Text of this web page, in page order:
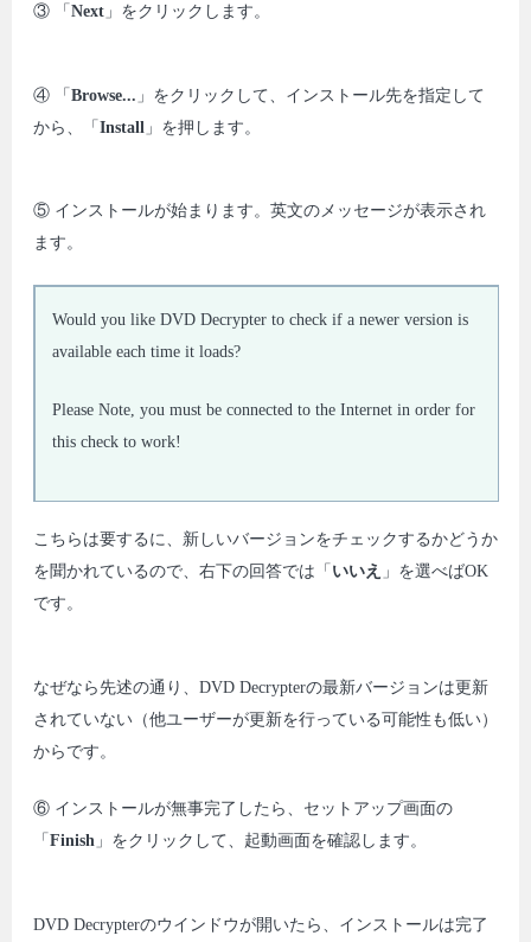
③ 「 Next」をクリックします。
④ 「Browse... 」をクリックして、インストール先を指定して
から、「Install 」を押します。
⑤ インストールが始まります。英文のメッセージが表示され
ます。
Would you like DVD Decrypter to check if a newer version is
available each time it loads?
Please Note, you must be connected to the Internet in order for
this check to work!
こちらは要するに、新しいバージョンをチェックするかどうか
を聞かれているので、右下の回答では「 いいえ 」を選べばOK
です。
なぜなら先述の通り、DVD Decrypterの最新バージョンは更新
されていない（他ユーザーが更新を行っている可能性も低い）
からです。
⑥ インストールが無事完了したら、セットアップ画面の
「 Finish」をクリックして、起動画面を確認します。
DVD Decrypterのウインドウが開いたら、インストールは完了